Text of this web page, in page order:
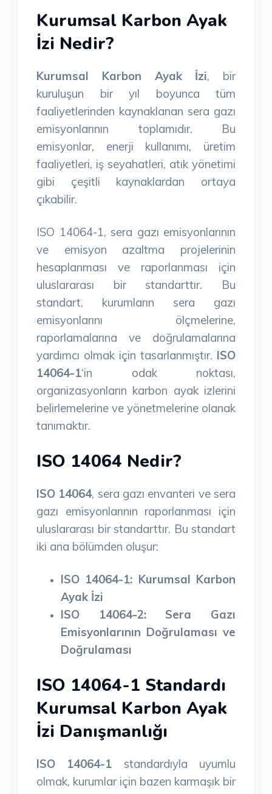
Kurumsal Karbon Ayak
İzi Nedir?
Kurumsal Karbon Ayak İzi, bir
kuruluşun bir yıl boyunca tüm
faaliyetlerinden kaynaklanan sera gazı
emisyonlarının toplamıdır. Bu
emisyonlar, enerji kullanımı, üretim
faaliyetleri, iş seyahatleri, atık yönetimi
gibi çeşitli kaynaklardan ortaya
çıkabilir.
ISO 14064-1, sera gazı emisyonlarının
ve emisyon azaltma projelerinin
hesaplanması ve raporlanması için
uluslararası bir standarttır. Bu
standart, kurumların sera gazı
emisyonlarını ölçmelerine,
raporlamalarına ve doğrulamalarına
yardımcı olmak için tasarlanmıştır. ISO
14064-1‘in odak noktası,
organizasyonların karbon ayak izlerini
belirlemelerine ve yönetmelerine olanak
tanımaktır.
ISO 14064 Nedir?
ISO 14064, sera gazı envanteri ve sera
gazı emisyonlarının raporlanması için
uluslararası bir standarttır. Bu standart
iki ana bölümden oluşur:
ISO 14064-1: Kurumsal Karbon
Ayak İzi
ISO 14064-2: Sera Gazı
Emisyonlarının Doğrulaması ve
Doğrulaması
ISO 14064-1 Standardı
Kurumsal Karbon Ayak
İzi Danışmanlığı
ISO 14064-1 standardıyla uyumlu
olmak, kurumlar için bazen karmaşık bir